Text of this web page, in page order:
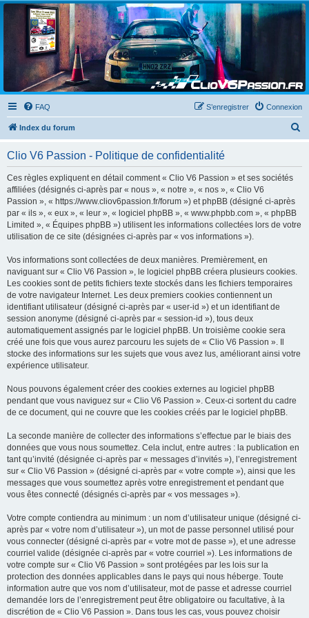
Clio V6 Passion
Le site français des passionnés de Clio V6
FAQ Connexion
S’enregistrer
Index du forum
Clio V6 Passion - Politique de confidentialité
Ces règles expliquent en détail comment « Clio V6 Passion » et ses sociétés
affiliées (désignés ci-après par « nous », « notre », « nos », « Clio V6
Passion », « https://www.cliov6passion.fr/forum ») et phpBB (désigné ci-après
par « ils », « eux », « leur », « logiciel phpBB », « www.phpbb.com », « phpBB
Limited », « Équipes phpBB ») utilisent les informations collectées lors de votre
utilisation de ce site (désignées ci-après par « vos informations »).
Vos informations sont collectées de deux manières. Premièrement, en
naviguant sur « Clio V6 Passion », le logiciel phpBB créera plusieurs cookies.
Les cookies sont de petits fichiers texte stockés dans les fichiers temporaires
de votre navigateur Internet. Les deux premiers cookies contiennent un
identifiant utilisateur (désigné ci-après par « user-id ») et un identifiant de
session anonyme (désigné ci-après par « session-id »), tous deux
automatiquement assignés par le logiciel phpBB. Un troisième cookie sera
créé une fois que vous aurez parcouru les sujets de « Clio V6 Passion ». Il
stocke des informations sur les sujets que vous avez lus, améliorant ainsi votre
expérience utilisateur.
Nous pouvons également créer des cookies externes au logiciel phpBB
pendant que vous naviguez sur « Clio V6 Passion ». Ceux-ci sortent du cadre
de ce document, qui ne couvre que les cookies créés par le logiciel phpBB.
La seconde manière de collecter des informations s’effectue par le biais des
données que vous nous soumettez. Cela inclut, entre autres : la publication en
tant qu’invité (désignée ci-après par « messages d’invités »), l’enregistrement
sur « Clio V6 Passion » (désigné ci-après par « votre compte »), ainsi que les
messages que vous soumettez après votre enregistrement et pendant que
vous êtes connecté (désignés ci-après par « vos messages »).
Votre compte contiendra au minimum : un nom d’utilisateur unique (désigné ci-
après par « votre nom d’utilisateur »), un mot de passe personnel utilisé pour
vous connecter (désigné ci-après par « votre mot de passe »), et une adresse
courriel valide (désignée ci-après par « votre courriel »). Les informations de
votre compte sur « Clio V6 Passion » sont protégées par les lois sur la
protection des données applicables dans le pays qui nous héberge. Toute
information autre que vos nom d’utilisateur, mot de passe et adresse courriel
demandée lors de l’enregistrement peut être obligatoire ou facultative, à la
discrétion de « Clio V6 Passion ». Dans tous les cas, vous pouvez choisir